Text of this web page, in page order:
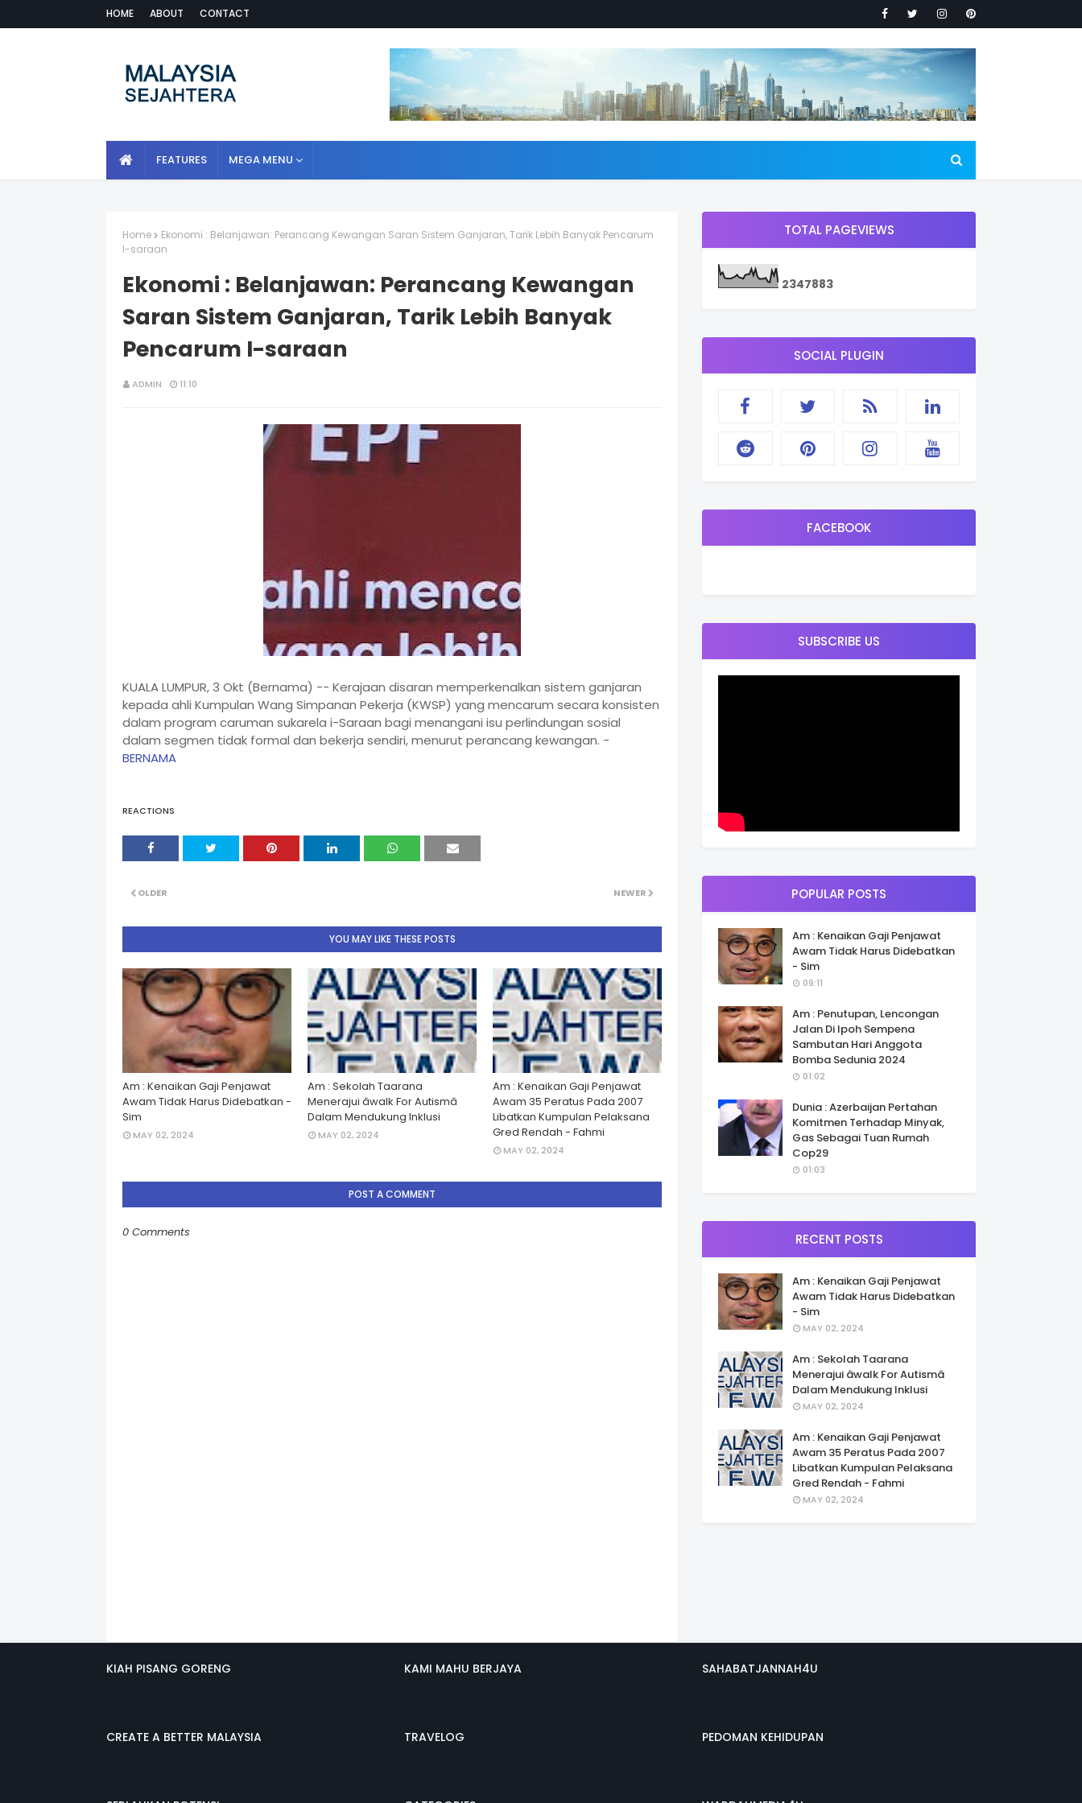
HOME ABOUT CONTACT
FEATURES MEGA MENU
Home
Ekonomi : Belanjawan: Perancang Kewangan Saran Sistem Ganjaran, Tarik Lebih Banyak Pencarum
I-saraan
Ekonomi : Belanjawan: Perancang Kewangan
Saran Sistem Ganjaran, Tarik Lebih Banyak
Pencarum I-saraan
ADMIN 11:10
KUALA LUMPUR, 3 Okt (Bernama) -- Kerajaan disaran memperkenalkan sistem ganjaran
kepada ahli Kumpulan Wang Simpanan Pekerja (KWSP) yang mencarum secara konsisten
dalam program caruman sukarela i-Saraan bagi menangani isu perlindungan sosial
dalam segmen tidak formal dan bekerja sendiri, menurut perancang kewangan. -
BERNAMA
REACTIONS
NEWER
OLDER
YOU MAY LIKE THESE POSTS
Am : Kenaikan Gaji Penjawat
Awam Tidak Harus Didebatkan -
Sim
MAY 02, 2024
Am : Sekolah Taarana
Menerajui âwalk For Autismâ
Dalam Mendukung Inklusi
MAY 02, 2024
Am : Kenaikan Gaji Penjawat
Awam 35 Peratus Pada 2007
Libatkan Kumpulan Pelaksana
Gred Rendah - Fahmi
MAY 02, 2024
POST A COMMENT
0 Comments
TOTAL PAGEVIEWS
2347883
SOCIAL PLUGIN
FACEBOOK
SUBSCRIBE US
POPULAR POSTS
Am : Kenaikan Gaji Penjawat
Awam Tidak Harus Didebatkan
- Sim
09:11
Am : Penutupan, Lencongan
Jalan Di Ipoh Sempena
Sambutan Hari Anggota
Bomba Sedunia 2024
01:02
Dunia : Azerbaijan Pertahan
Komitmen Terhadap Minyak,
Gas Sebagai Tuan Rumah
Cop29
01:03
RECENT POSTS
Am : Kenaikan Gaji Penjawat
Awam Tidak Harus Didebatkan
- Sim
MAY 02, 2024
Am : Sekolah Taarana
Menerajui âwalk For Autismâ
Dalam Mendukung Inklusi
MAY 02, 2024
Am : Kenaikan Gaji Penjawat
Awam 35 Peratus Pada 2007
Libatkan Kumpulan Pelaksana
Gred Rendah - Fahmi
MAY 02, 2024
KIAH PISANG GORENG
CREATE A BETTER MALAYSIA
KAMI MAHU BERJAYA
TRAVELOG
SAHABATJANNAH4U
PEDOMAN KEHIDUPAN